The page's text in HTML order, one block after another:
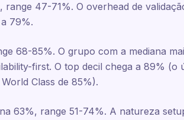
47-71%. O overhead de
79%.
68-85%. O grupo com a mediana
first. O top decil chega a 89% (o
Class de 85%).
63%, range 51-74%. A natureza